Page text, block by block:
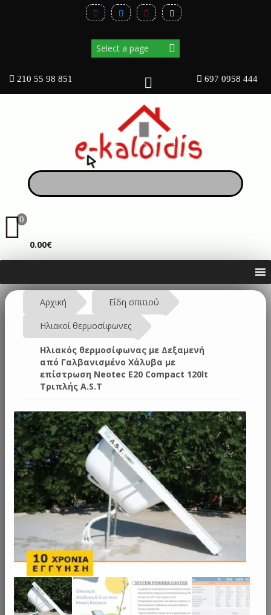
210 55 98 851 697 0958 444
0ΚΑΛΆΘΙ
0.00€
Αρχική Είδη σπιτιού
Ηλιακοί θερμοσίφωνες
Ηλιακός θερμοσίφωνας με Δεξαμενή
από Γαλβανισμένο Χάλυβα με
επίστρωση Neotec E20 Compact 120lt
Τριπλής A.S.T